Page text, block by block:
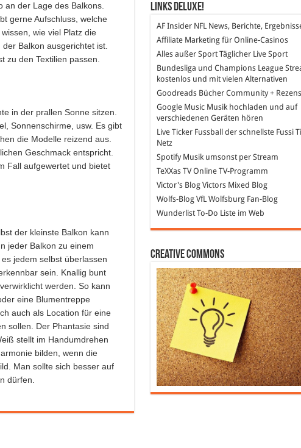
an der Lage des Balkons.
gerne Aufschluss, welche
wie viel Platz die
Balkon ausgerichtet ist.
zu den Textilien passen.
in der prallen Sonne sitzen.
Sonnenschirme, usw. Es gibt
die Modelle reizend aus.
Geschmack entspricht.
Fall aufgewertet und bietet
der kleinste Balkon kann
jeder Balkon zu einem
jedem selbst überlassen
sein. Knallig bunt
werden. So kann
eine Blumentreppe
auch als Location für eine
sollen. Der Phantasie sind
stellt im Handumdrehen
bilden, wenn die
Man sollte sich besser auf
dürfen.
Links DeLuXe!
AF InsiderNFL News, Berichte,
Affiliate Marketingfür Online-Casinos
Alles außer SportTäglicher Live Sport
Bundesliga und Champions League
kostenlos und mit vielen Alternativen
GoodreadsBücher Community +
Google MusicMusik hochladen und auf
verschiedenen Geräten hören
Live Ticker Fussball
der schnellste Fussi
Netz
SpotifyMusik umsonst per Stream
TeXXas TVOnline TV-Programm
Victor's BlogVictors Mixed Blog
Wolfs-BlogVfL Wolfsburg Fan-Blog
WunderlistTo-Do Liste im Web
Creative Commons